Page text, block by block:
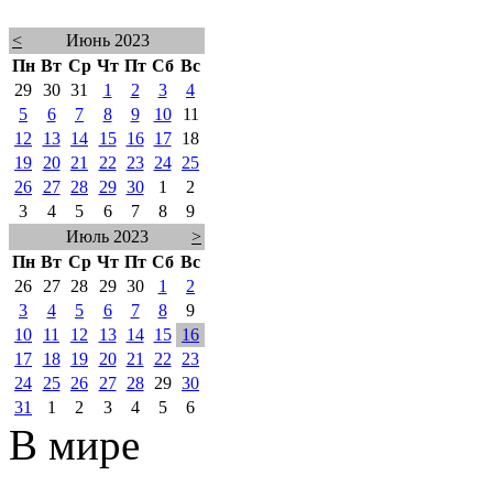
<
Июнь 2023
Пн Вт Ср Чт Пт Сб Вс
29 30 31 1 2 3
4
5
6 7 8 9 10
11
12
13 14 15 16 17
18
19
20 21 22 23 24
25
26
27 28 29 30 1
2
3
4 5 6 7 8
9
Июль 2023
>
Пн Вт Ср Чт Пт Сб Вс
26
27 28 29 30 1
2
3
4 5 6 7 8
9
10
11 12 13 14 15
16
17
18 19 20 21 22
23
24
25 26 27 28 29 30
31
1 2 3 4 5 6
В мире